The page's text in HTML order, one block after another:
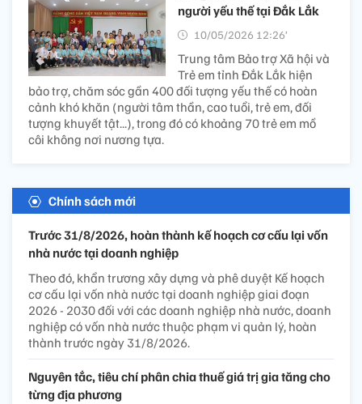
người yếu thế tại Đắk Lắk
10/05/2026 12:26’
Trung tâm Bảo trợ Xã hội và
Trẻ em tỉnh Đắk Lắk hiện
bảo trợ, chăm sóc gần 400 đối tượng yếu thế có hoàn
cảnh khó khăn (người tâm thần, cao tuổi, trẻ em, đối
tượng khuyết tật...), trong đó có khoảng 70 trẻ em mồ
côi không nơi nương tựa.
Chính sách mới
Trước 31/8/2026, hoàn thành kế hoạch cơ cấu lại vốn
nhà nước tại doanh nghiệp
Theo đó, khẩn trương xây dựng và phê duyệt Kế hoạch
cơ cấu lại vốn nhà nước tại doanh nghiệp giai đoạn
2026 - 2030 đối với các doanh nghiệp nhà nước, doanh
nghiệp có vốn nhà nước thuộc phạm vi quản lý, hoàn
thành trước ngày 31/8/2026.
Nguyên tắc, tiêu chí phân chia thuế giá trị gia tăng cho
từng địa phương